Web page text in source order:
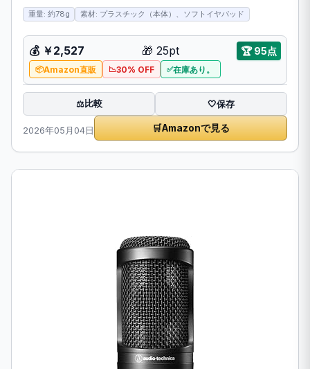
重量: 約78g 素材: プラスチック（本体）、ソフトイヤパッド
💰 ￥2,527 🎁 25pt 🏆 95点
Amazon直販 30% OFF 在庫あり。
⚖️比較 🤍保存
2026年05月04日 🛒Amazonで見る